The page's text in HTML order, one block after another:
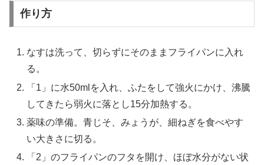
作り方
なすは洗って、切らずにそのままフライパンに入れ
る。
「1」に水50mlを入れ、ふたをして強火にかけ、沸騰
してきたら弱火に落とし15分加熱する。
薬味の準備。青じそ、みょうが、細ねぎを食べやす
い大きさに切る。
「2」のフライパンのフタを開け、ほぼ水分がない状